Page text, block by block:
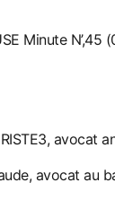
Minute N’,45
avocat
avocat au